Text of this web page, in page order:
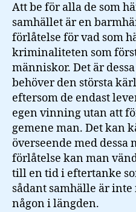
Att be för alla de som
samhället är en
förlåtelse för vad som
kriminaliteten som
människor. Det är
behöver den största
eftersom de endast
egen vinning utan att
gemene man. Det kan
överseende med dessa
förlåtelse kan man
till en tid i eftertanke
sådant samhälle är
någon i längden.